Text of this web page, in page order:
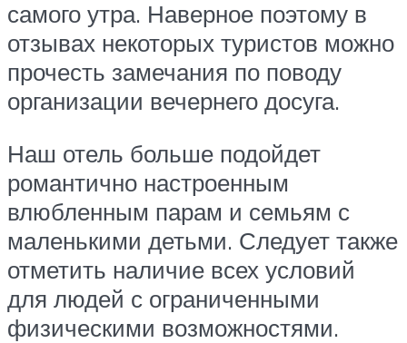
самого утра. Наверное поэтому в
отзывах некоторых туристов можно
прочесть замечания по поводу
организации вечернего досуга.
Наш отель больше подойдет
романтично настроенным
влюбленным парам и семьям с
маленькими детьми. Следует также
отметить наличие всех условий
для людей с ограниченными
физическими возможностями.